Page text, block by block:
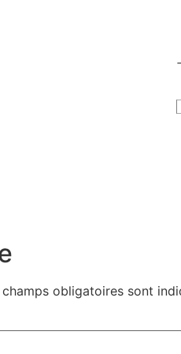
champs obligatoires sont